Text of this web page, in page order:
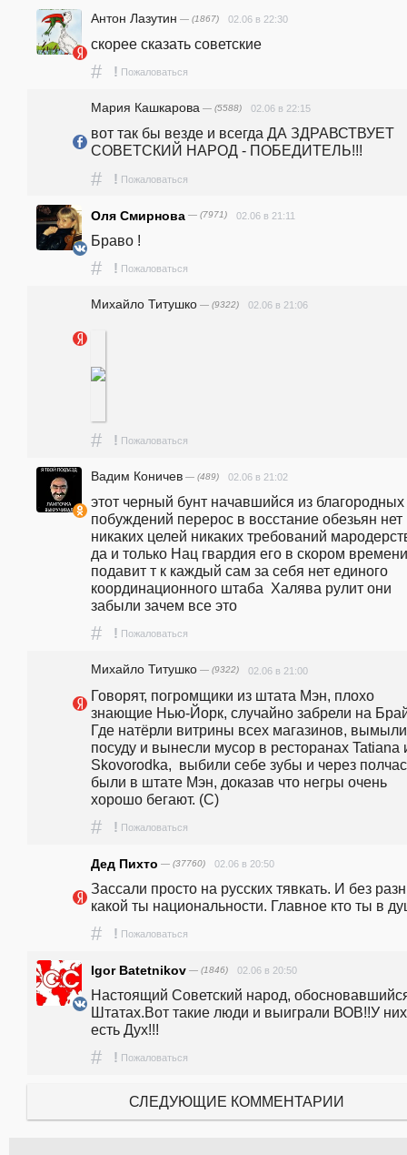
Антон Лазутин — (1867) 02.06 в 22:30
скорее сказать советские
# ! Пожаловаться
Мария Кашкарова — (5588) 02.06 в 22:15
вот так бы везде и всегда ДА ЗДРАВСТВУЕТ
СОВЕТСКИЙ НАРОД - ПОБЕДИТЕЛЬ!!!
# ! Пожаловаться
Оля Смирнова — (7971) 02.06 в 21:11
Браво !
# ! Пожаловаться
Михайло Титушко — (9322) 02.06 в 21:06
# ! Пожаловаться
Вадим Коничев — (489) 02.06 в 21:02
этот черный бунт начавшийся из благородных
побуждений перерос в восстание обезьян нет
никаких целей никаких требований
да и только Нац гвардия его в скором времени
подавит т к каждый сам за себя нет единого
координационного штаба  Халява рулит они
забыли зачем все это
# ! Пожаловаться
Михайло Титушко — (9322) 02.06 в 21:00
Говорят, погромщики из штата Мэн, плохо
знающие Нью-Йорк, случайно забрели на
Где натёрли витрины всех магазинов, вымыли
посуду и вынесли мусор в ресторанах Tatiana
Skovorodka,  выбили себе зубы и через
были в штате Мэн, доказав что негры очень
хорошо бегают. (С)
# ! Пожаловаться
Дед Пихто — (37760) 02.06 в 20:50
Зассали просто на русских тявкать. И без
какой ты национальности. Главное кто ты в
# ! Пожаловаться
Igor Batetnikov — (1846) 02.06 в 20:50
Настоящий Советский народ,
Штатах.Вот такие люди и выиграли ВОВ!!У них
есть Дух!!!
# ! Пожаловаться
СЛЕДУЮЩИЕ КОММЕНТАРИИ